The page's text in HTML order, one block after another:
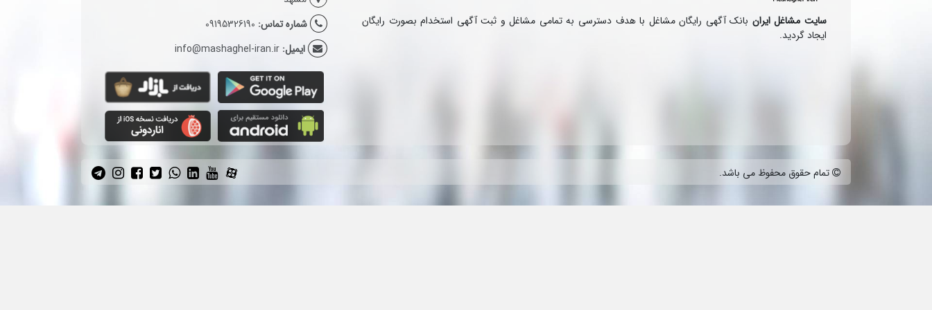
سایت مشاغل ایران بانک آگهی رایگان مشاغل با هدف دسترسی به تمامی مشاغل و ثبت آگهی استخدام بصورت رایگان
ایجاد گردید.
شماره تماس: 09195326190
ایمیل: info@mashaghel-iran.ir
تمام حقوق محفوظ می باشد.